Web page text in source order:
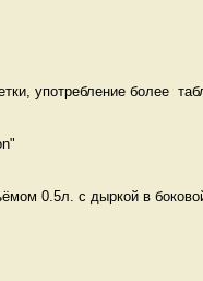
употребление более
0.5л. с дыркой в